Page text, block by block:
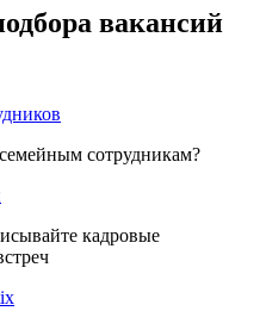
вакансий
сотрудникам?
кадровые